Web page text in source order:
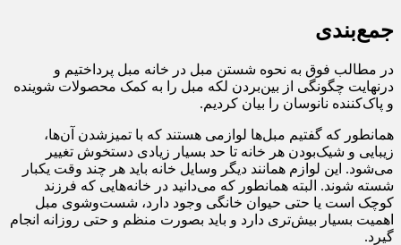
جمع‌بندی
در مطالب فوق به نحوه شستن مبل در خانه مبل پرداختیم و
درنهایت چگونگی از بین‌بردن لکه مبل را به کمک محصولات شوینده
و پاک‌کننده نانوسان را بیان کردیم.
همانطور که گفتیم مبل‌ها لوازمی هستند که با تمیزشدن آن‌ها،
زیبایی و شیک‌بودن هر خانه تا حد بسیار زیادی دستخوش تغییر
می‌شود‌. این لوازم همانند دیگر وسایل خانه باید هر چند وقت یکبار
شسته شوند. البته همانطور که می‌دانید در خانه‌هایی که فرزند
کوچک است یا حتی حیوان خانگی وجود دارد، شست‌وشوی مبل
اهمیت بسیار بیش‌تری دارد و باید بصورت منظم و حتی روزانه انجام
گیرد.